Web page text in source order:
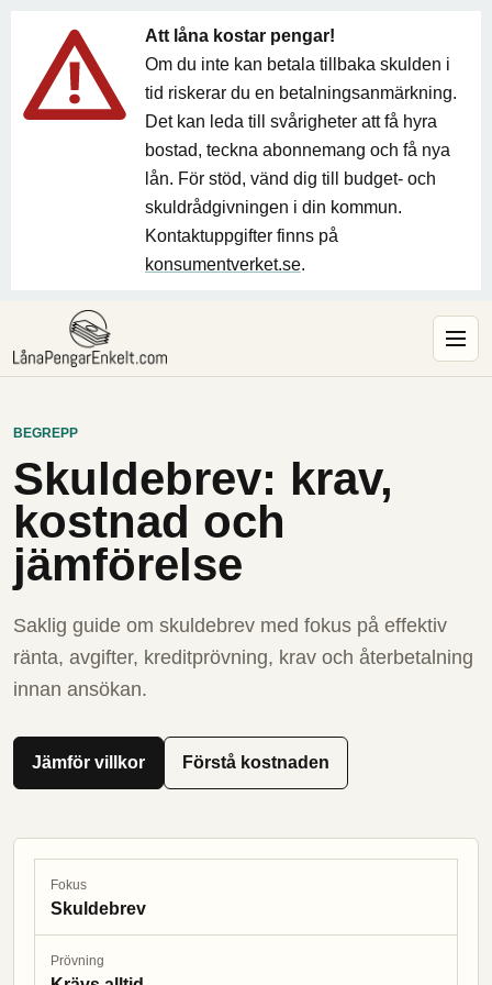
Att låna kostar pengar!
Om du inte kan betala tillbaka skulden i
tid riskerar du en betalningsanmärkning.
Det kan leda till svårigheter att få hyra
bostad, teckna abonnemang och få nya
lån. För stöd, vänd dig till budget- och
skuldrådgivningen i din kommun.
Kontaktuppgifter finns på
konsumentverket.se.
BEGREPP
Skuldebrev: krav,
kostnad och
jämförelse
Saklig guide om skuldebrev med fokus på effektiv
ränta, avgifter, kreditprövning, krav och återbetalning
innan ansökan.
Jämför villkor Förstå kostnaden
Fokus
Skuldebrev
Prövning